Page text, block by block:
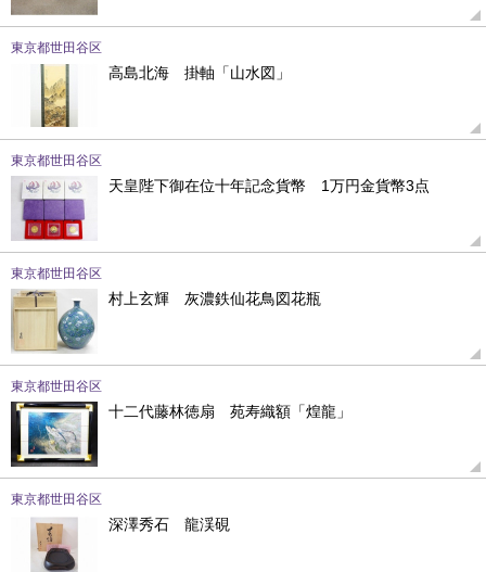
東京都世田谷区
高島北海 掛軸「山水図」
東京都世田谷区
天皇陛下御在位十年記念貨幣 1万円金貨幣3点
東京都世田谷区
村上玄輝 灰濃鉄仙花鳥図花瓶
東京都世田谷区
十二代藤林徳扇 苑寿織額「煌龍」
東京都世田谷区
深澤秀石 龍渓硯